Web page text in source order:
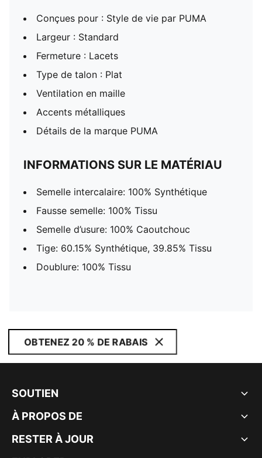
Conçues pour : Style de vie par PUMA
Largeur : Standard
Fermeture : Lacets
Type de talon : Plat
Ventilation en maille
Accents métalliques
Détails de la marque PUMA
INFORMATIONS SUR LE MATÉRIAU
Semelle intercalaire: 100% Synthétique
Fausse semelle: 100% Tissu
Semelle d’usure: 100% Caoutchouc
Tige: 60.15% Synthétique, 39.85% Tissu
Doublure: 100% Tissu
OBTENEZ 20 % DE RABAIS
SOUTIEN
À PROPOS DE
RESTER À JOUR